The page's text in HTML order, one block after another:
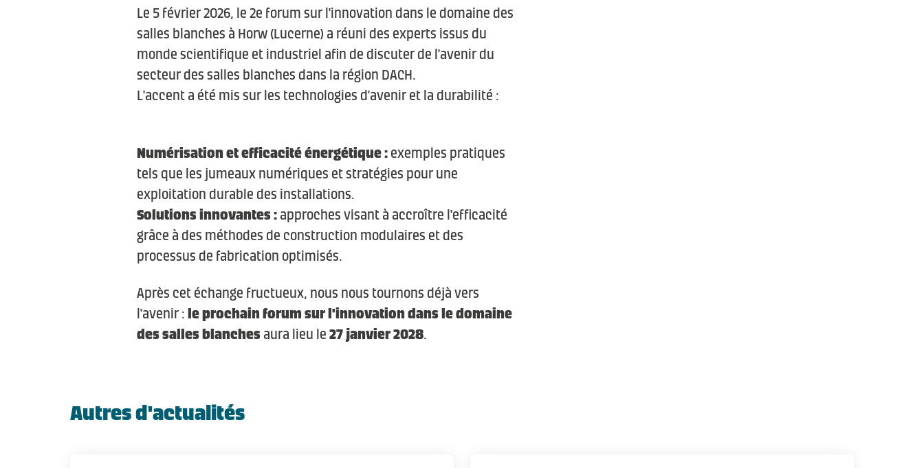
Le 5 février 2026, le 2e forum sur l'innovation dans le domaine des
salles blanches à Horw (Lucerne) a réuni des experts issus du
monde scientifique et industriel afin de discuter de l'avenir du
secteur des salles blanches dans la région DACH.
L'accent a été mis sur les technologies d'avenir et la durabilité :
Numérisation et efficacité énergétique :exemples pratiques
tels que les jumeaux numériques et stratégies pour une
exploitation durable des installations.
Solutions innovantes :approches visant à accroître l'efficacité
grâce à des méthodes de construction modulaires et des
processus de fabrication optimisés.
Après cet échange fructueux, nous nous tournons déjà vers
l'avenir :le prochain forum sur l'innovation dans le domaine
des salles blanchesaura lieu le27 janvier 2028.
Autres d'actualités